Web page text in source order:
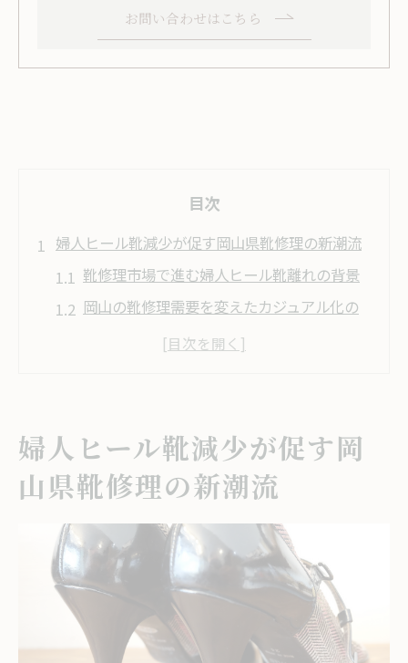
お問い合わせはこちら
目次
婦人ヒール靴減少が促す岡山県靴修理の新潮流
靴修理市場で進む婦人ヒール靴離れの背景
岡山の靴修理需要を変えたカジュアル化の
岡山の靴修理サービスが注目する変化とは
市場動向から読み解く岡山地方の靴修理需要
靴修理業界が直面する岡山の市場変動とは
靴修理需要の地域ごとの違いとその要因分
析
口コミや安さが岡山の靴修理選びに与える
影響
婦人ヒール靴減少が促す岡
山県靴修理の新潮流